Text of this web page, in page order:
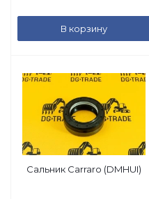
В корзину
Сальник Carraro (DMHUI)